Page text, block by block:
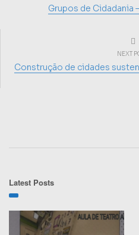
Grupos de Cidadania
NEXT
Construção de cidades
Latest Posts